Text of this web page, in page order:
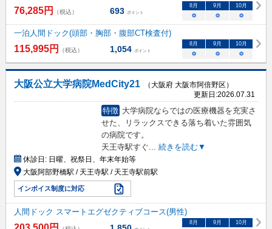
76,285円 （税込） 693 ポイント
8 月 9 月 10月
○ ○ ○
一泊人間ドック(頭部・胸部・腹部CT検査付)
115,995円 （税込） 1,054 ポイント
8 月 9 月 10月
○ ○ ○
大阪公立大学病院MedCity21
（大阪府 大阪市阿倍野区）
更新日:2026.07.31
特徴 大学病院ならではの医療機器を充実さ
せた、リラックスできる落ち着いた雰囲気
の病院です。
天王寺駅すぐ
続きを読む▼
休診日:日曜、祝祭日、年末年始等
大阪阿部野橋駅 / 天王寺駅 / 天王寺駅前駅
インボイス制度に対応
人間ドック スマートエグゼクティブコース(男性)
8 月 9 月 10月